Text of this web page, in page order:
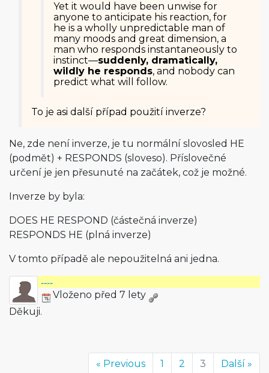
Yet it would have been unwise for
anyone to anticipate his reaction, for
he is a wholly unpredictable man of
many moods and great dimension, a
man who responds instantaneously to
instinct—suddenly, dramatically,
wildly he responds, and nobody can
predict what will follow.
To je asi další případ použití inverze?
Ne, zde není inverze, je tu normální slovosled HE
(podmět) + RESPONDS (sloveso). Příslovečné
určení je jen přesunuté na začátek, což je možné.
Inverze by byla:
DOES HE RESPOND (částečná inverze)
RESPONDS HE (plná inverze)
V tomto případě ale nepoužitelná ani jedna.
----
Vloženo před 7 lety
Děkuji.
« Previous 1 2 3 Další »